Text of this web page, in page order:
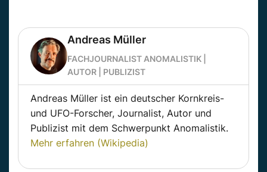
Andreas Müller
FACHJOURNALIST ANOMALISTIK |
AUTOR | PUBLIZIST
Andreas Müller ist ein deutscher Kornkreis-
und UFO-Forscher, Journalist, Autor und
Publizist mit dem Schwerpunkt Anomalistik.
Mehr erfahren (Wikipedia)